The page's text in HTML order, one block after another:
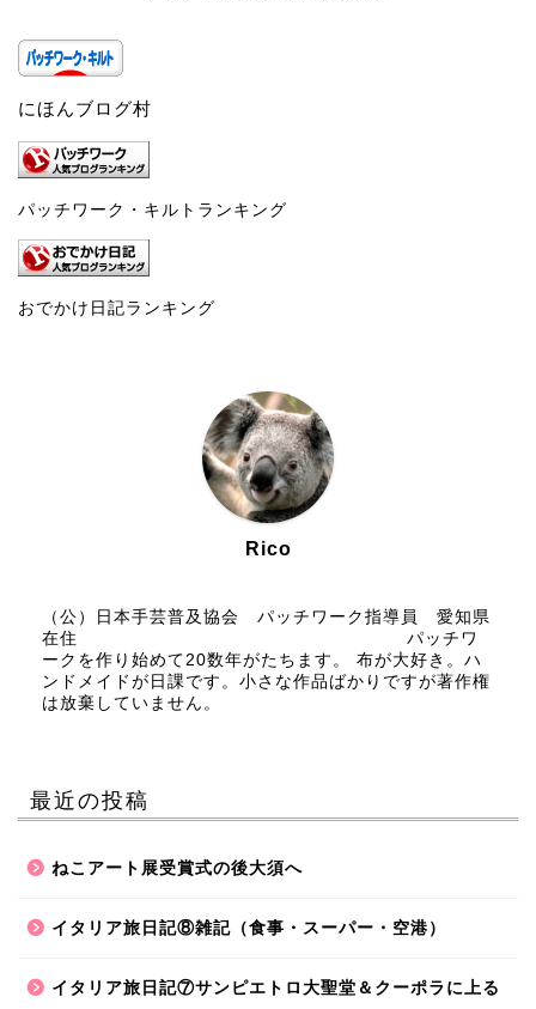
にほんブログ村
パッチワーク・キルトランキング
おでかけ日記ランキング
Rico
（公）日本手芸普及協会 パッチワーク指導員 愛知県
在住 パッチワ
ークを作り始めて20数年がたちます。 布が大好き。ハ
ンドメイドが日課です。小さな作品ばかりですが著作権
は放棄していません。
最近の投稿
ねこアート展受賞式の後大須へ
イタリア旅日記⑧雑記（食事・スーパー・空港）
イタリア旅日記⑦サンピエトロ大聖堂＆クーポラに上る